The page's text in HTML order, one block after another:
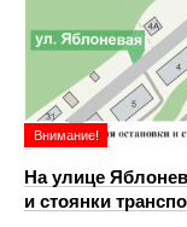
Внимание!
На улице
и стоянки